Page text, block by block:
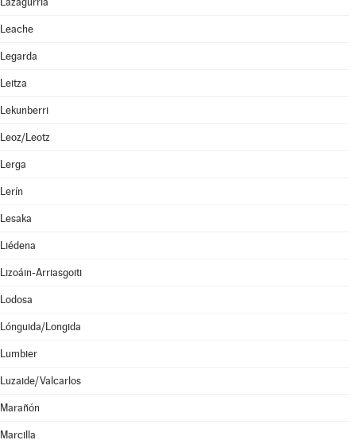
Leache
Legarda
Leitza
Lekunberri
Leoz/Leotz
Lerga
Lerín
Lesaka
Liédena
Lizoáin-Arriasgoiti
Lodosa
Lónguida/Longida
Lumbier
Luzaide/Valcarlos
Marañón
Marcilla